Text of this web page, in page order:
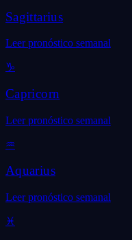
Sagittarius
Leer pronóstico semanal
♑
Capricorn
Leer pronóstico semanal
♒
Aquarius
Leer pronóstico semanal
♓